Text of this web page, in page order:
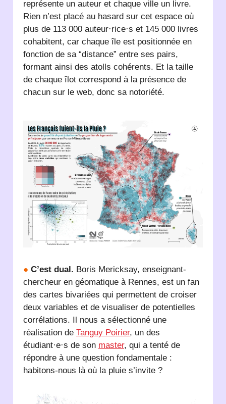
représente un auteur et chaque ville un livre.
Rien n’est placé au hasard sur cet espace où
plus de 113 000 auteur·rice·s et 145 000 livres
cohabitent, car chaque île est positionnée en
fonction de sa “distance” entre ses pairs,
formant ainsi des atolls cohérents. Et la taille
de chaque îlot correspond à la présence de
chacun sur le web, donc sa notoriété.
● C’est dual. Boris Mericksay, enseignant-
chercheur en géomatique à Rennes, est un fan
des cartes bivariées qui permettent de croiser
deux variables et de visualiser de potentielles
corrélations. Il nous a sélectionné une
réalisation de Tanguy Poirier, un des
étudiant·e·s de son master, qui a tenté de
répondre à une question fondamentale :
habitons-nous là où la pluie s’invite ?